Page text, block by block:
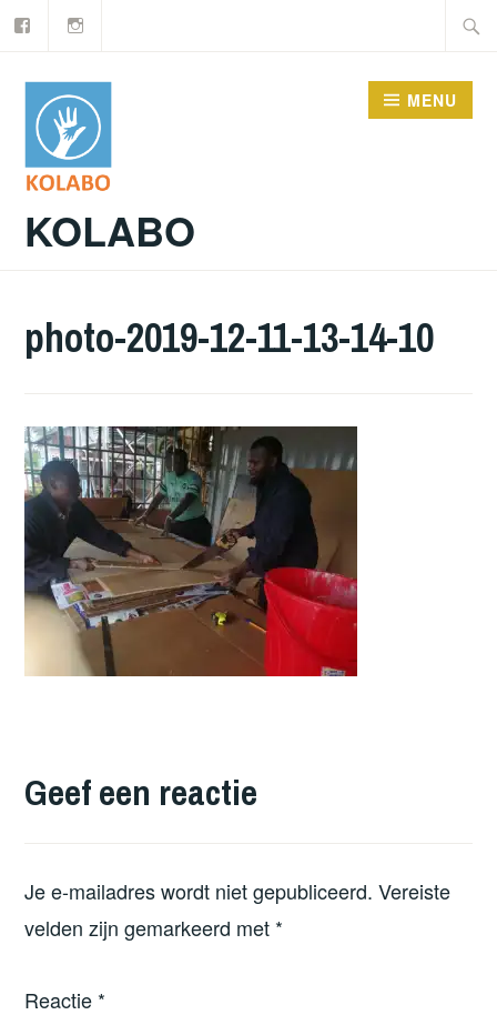
Doorgaan
inhoud
KOLABO
MENU
photo-2019-12-11-13-14-10
Geef een reactie
Je e-mailadres wordt niet gepubliceerd. Vereiste
velden zijn gemarkeerd met *
Reactie *